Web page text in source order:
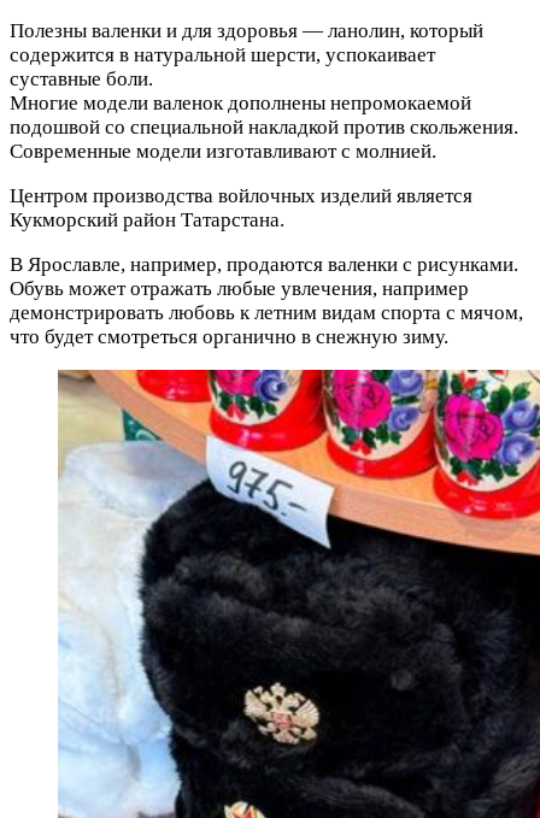
Полезны валенки и для здоровья — ланолин, который
содержится в натуральной шерсти, успокаивает
суставные боли.
Многие модели валенок дополнены непромокаемой
подошвой со специальной накладкой против скольжения.
Современные модели изготавливают с молнией.
Центром производства войлочных изделий является
Кукморский район Татарстана.
В Ярославле, например, продаются валенки с рисунками.
Обувь может отражать любые увлечения, например
демонстрировать любовь к летним видам спорта с мячом,
что будет смотреться органично в снежную зиму.